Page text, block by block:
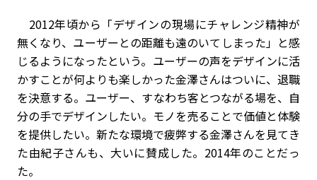
2012年頃から「デザインの現場にチャレンジ精神が
無くなり、ユーザーとの距離も遠のいてしまった」と感
じるようになったという。ユーザーの声をデザインに活
かすことが何よりも楽しかった金澤さんはついに、退職
を決意する。ユーザー、すなわち客とつながる場を、自
分の手でデザインしたい。モノを売ることで価値と体験
を提供したい。新たな環境で疲弊する金澤さんを見てき
た由紀子さんも、大いに賛成した。2014年のことだっ
た。